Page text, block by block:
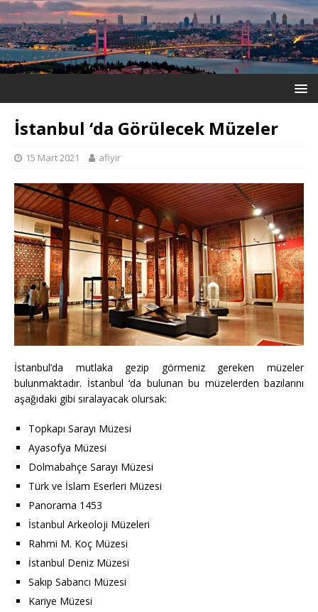
İstanbul ‘da Görülecek Müzeler
15 Mart 2021 afiyir
İstanbul’da mutlaka gezip görmeniz gereken müzeler
bulunmaktadır. İstanbul ‘da bulunan bu müzelerden bazılarını
aşağıdaki gibi sıralayacak olursak:
Topkapı Sarayı Müzesi
Ayasofya Müzesi
Dolmabahçe Sarayı Müzesi
Türk ve İslam Eserleri Müzesi
Panorama 1453
İstanbul Arkeoloji Müzeleri
Rahmi M. Koç Müzesi
İstanbul Deniz Müzesi
Sakıp Sabancı Müzesi
Kariye Müzesi